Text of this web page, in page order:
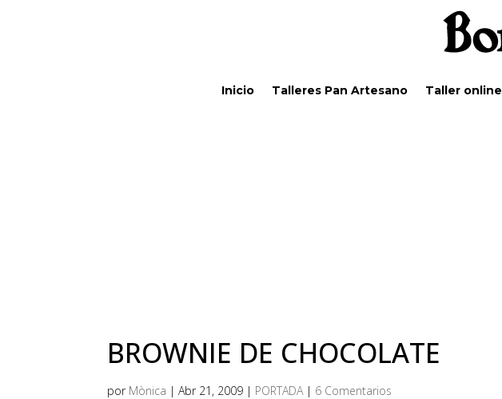
Inicio Talleres Pan Artesano Taller online
BROWNIE DE CHOCOLATE
por Mònica |Abr 21, 2009 | PORTADA| 6 Comentarios